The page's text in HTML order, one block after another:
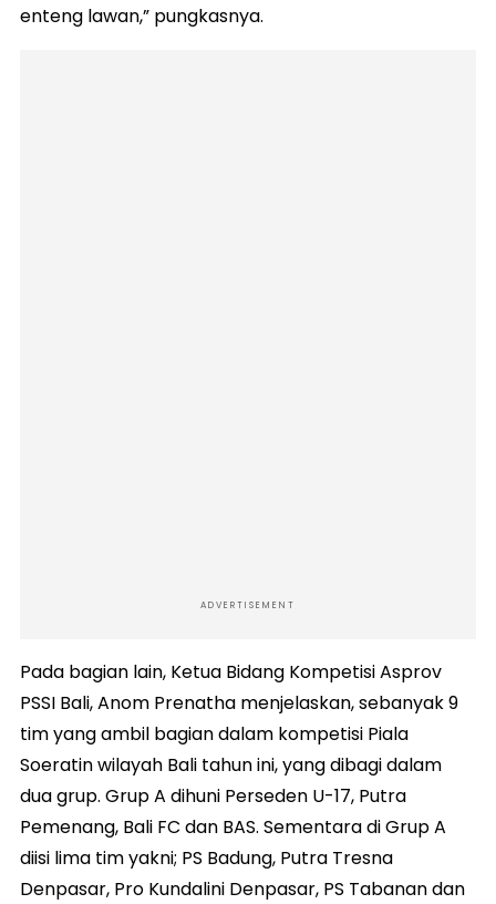
enteng lawan,” pungkasnya.
ADVERTISEMENT
Pada bagian lain, Ketua Bidang Kompetisi Asprov
PSSI Bali, Anom Prenatha menjelaskan, sebanyak 9
tim yang ambil bagian dalam kompetisi Piala
Soeratin wilayah Bali tahun ini, yang dibagi dalam
dua grup. Grup A dihuni Perseden U-17, Putra
Pemenang, Bali FC dan BAS. Sementara di Grup A
diisi lima tim yakni; PS Badung, Putra Tresna
Denpasar, Pro Kundalini Denpasar, PS Tabanan dan